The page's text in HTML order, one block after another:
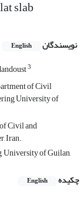
slab
نویسندگان English
3
of Civil
University of
Civil and
Iran.
University of Guilan,
چکیده
English